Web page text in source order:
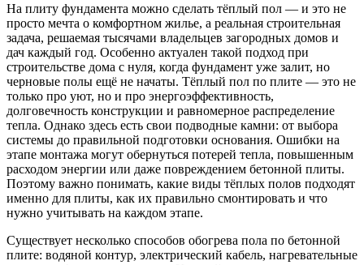
На плиту фундамента можно сделать тёплый пол — и это не
просто мечта о комфортном жилье, а реальная строительная
задача, решаемая тысячами владельцев загородных домов и
дач каждый год. Особенно актуален такой подход при
строительстве дома с нуля, когда фундамент уже залит, но
черновые полы ещё не начаты. Тёплый пол по плите — это не
только про уют, но и про энергоэффективность,
долговечность конструкции и равномерное распределение
тепла. Однако здесь есть свои подводные камни: от выбора
системы до правильной подготовки основания. Ошибки на
этапе монтажа могут обернуться потерей тепла, повышенным
расходом энергии или даже повреждением бетонной плиты.
Поэтому важно понимать, какие виды тёплых полов подходят
именно для плиты, как их правильно смонтировать и что
нужно учитывать на каждом этапе.
Существует несколько способов обогрева пола по бетонной
плите: водяной контур, электрический кабель, нагревательные